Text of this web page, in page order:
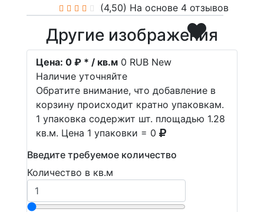
(4,50) На основе 4 отзывов
Другие изображения
Цена: 0 ₽ * / кв.м 0 RUB New
Наличие уточняйте
Обратите внимание, что добавление в
корзину происходит кратно упаковкам.
1 упаковка содержит шт. площадью 1.28
кв.м. Цена 1 упаковки = 0
Введите требуемое количество
Количество в кв.м